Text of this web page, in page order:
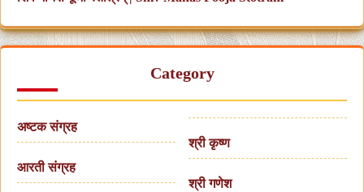
Category
अष्टक संग्रह
आरती संग्रह
श्री कृष्ण
श्री गणेश